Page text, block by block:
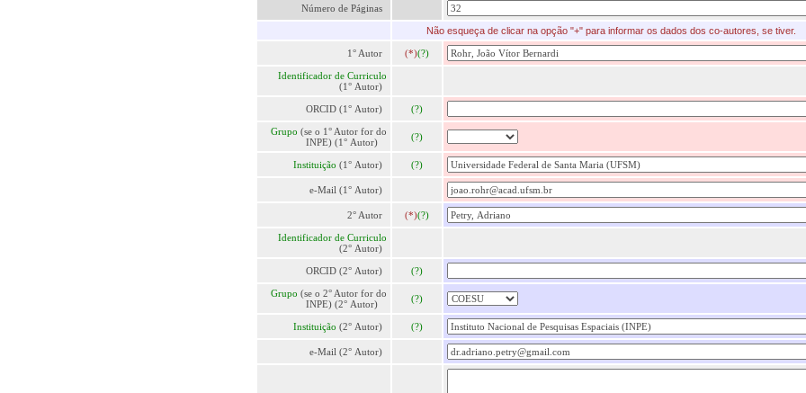
Número de Páginas
Não esqueça de clicar na opção "+" para informar os dados dos co-autores, se tiver.
1° Autor (*)(?)
Identificador de Curriculo
(1° Autor)
ORCID (1° Autor) (?)
Grupo (se o 1° Autor for do
INPE) (1° Autor)
(?)
Instituição (1° Autor) (?)
e-Mail (1° Autor)
2° Autor (*)(?)
Identificador de Curriculo
(2° Autor)
ORCID (2° Autor) (?)
Grupo (se o 2° Autor for do
INPE) (2° Autor)
(?)
Instituição (2° Autor) (?)
e-Mail (2° Autor)